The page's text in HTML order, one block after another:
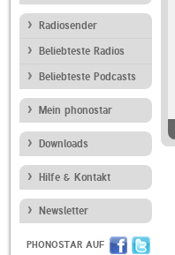
Radiosender
Beliebteste Radios
Beliebteste Podcasts
Mein phonostar
Downloads
Hilfe & Kontakt
Newsletter
PHONOSTAR AUF